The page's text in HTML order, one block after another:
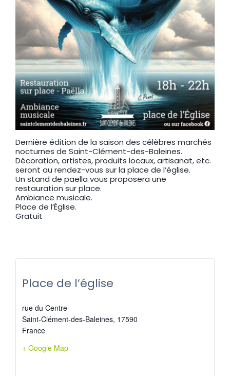
Dernière édition de la saison des célèbres marchés
nocturnes de Saint-Clément-des-Baleines.
Décoration, artistes, produits locaux, artisanat, etc.
seront au rendez-vous sur la place de l’église.
Un stand de paella vous proposera une
restauration sur place.
Ambiance musicale.
Place de l’Église.
Gratuit
Place de l’église
rue du Centre
Saint-Clément-des-Baleines, 17590
France
+ Google Map